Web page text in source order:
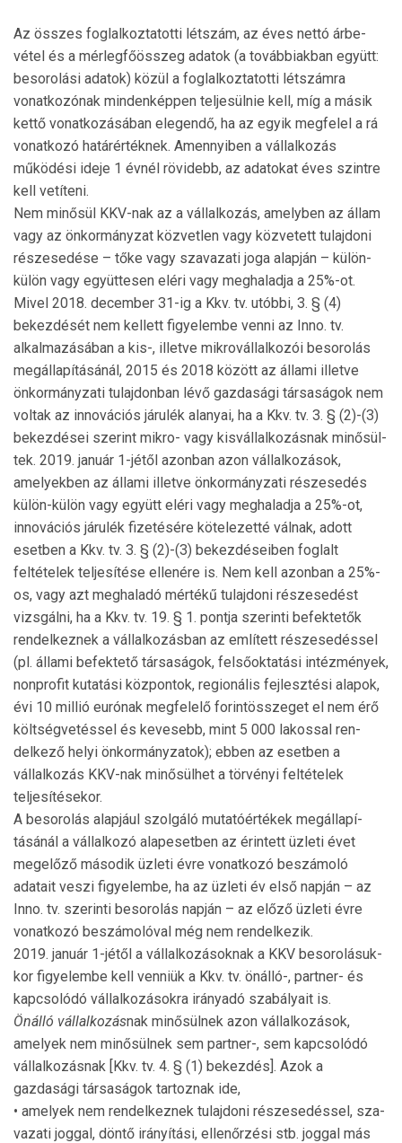
Az összes foglalkoztatotti létszám, az éves nettó ár­be­
vétel és a mérlegfőösszeg adatok (a továbbiakban együtt:
besorolási adatok) közül a foglalkoztatotti létszámra
vonatkozónak mindenképpen teljesülnie kell, míg a másik
kettő vonatkozásában elegendő, ha az egyik megfelel a rá
vonatkozó határértéknek. Amennyiben a vállalkozás
működési ideje 1 évnél rövidebb, az adatokat éves szintre
kell vetíteni.
Nem minősül KKV-nak az a vállalkozás, amelyben az állam
vagy az önkormányzat közvetlen vagy közvetett tulajdoni
részesedése – tőke vagy szavazati joga alapján – külön-
külön vagy együttesen eléri vagy meghaladja a 25%-ot.
Mivel 2018. december 31-ig a Kkv. tv. utóbbi, 3. § (4)
bekezdését nem kellett figyelembe venni az Inno. tv.
alkalmazásában a kis-, illetve mikrovállalkozói besorolás
megállapításánál, 2015 és 2018 között az állami illetve
önkormányzati tulaj­don­ban lévő gazdasági társaságok nem
voltak az innovációs járulék alanyai, ha a Kkv. tv. 3. § (2)-(3)
bekezdései szerint mikro- vagy kisvállalkozásnak minősül­
tek. 2019. január 1-jétől azonban azon vállalkozások,
amelyekben az állami illetve önkormányzati része­se­dés
külön-külön vagy együtt eléri vagy meghaladja a 25%-ot,
innovációs járulék fizetésére kötelezetté vál­nak, adott
esetben a Kkv. tv. 3. § (2)-(3) bekezdéseiben foglalt
feltételek teljesítése ellenére is. Nem kell azonban a 25%-
os, vagy azt meghaladó mértékű tulaj­doni részesedést
vizsgálni, ha a Kkv. tv. 19. § 1. pontja szerinti befektetők
rendelkeznek a vállalkozásban az említett részesedéssel
(pl. állami befektető társasá­gok, felsőoktatási intézmények,
nonprofit kutatási köz­pontok, regionális fejlesztési alapok,
évi 10 millió eurónak megfelelő forintösszeget el nem érő
költ­ség­vetéssel és kevesebb, mint 5 000 lakossal ren­
delkező helyi önkormányzatok); ebben az esetben a
vállalkozás KKV-nak minősülhet a törvényi feltételek
teljesítésekor.
A besorolás alapjául szolgáló mutatóértékek megálla­pí­
tásánál a vállalkozó alapesetben az érintett üzleti évet
meg­előző második üzleti évre vonatkozó beszámoló
adatait veszi figyelembe, ha az üzleti év első napján – az
Inno. tv. szerinti besorolás napján – az előző üzleti évre
vonatkozó beszámolóval még nem rendelkezik.
2019. január 1-jétől a vállalkozásoknak a KKV besorolá­suk­
kor figyelembe kell venniük a Kkv. tv. önálló-, partner- és
kapcsolódó vállalkozásokra irányadó szabályait is.
Önálló vállalkozásnak minősülnek azon vállalkozások,
amelyek nem minősülnek sem partner-, sem kapcsolódó
vállalkozásnak [Kkv. tv. 4. § (1) bekezdés]. Azok a
gazdasági társaságok tartoznak ide,
• amelyek nem rendelkeznek tulajdoni részesedéssel, sza­
vazati joggal, döntő irányítási, ellenőrzési stb. joggal más